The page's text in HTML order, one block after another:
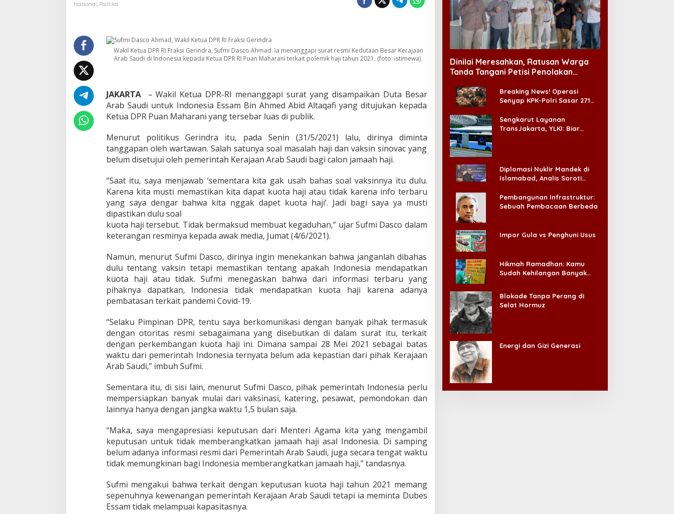
r
i
n
S
u
f
m
D
a
s
c
T
n
g
g
a
p
S
u
r
a
t
D
s
S
a
u
K
e
P
a
n
Nasional Politika
Wakil Ketua DPR RI Fraksi Gerindra, Sufmi Dasco Ahmad. Ia menanggapi surat resmi Kedutaan Besar Kerajaan
Arab Saudi di Indonesia kepada Ketua DPR RI Puan Maharani terkait polemik haji tahun 2021. (foto: istimewa)
JAKARTA– Wakil Ketua DPR-RI menanggapi suratyang disampaikan Duta Besar
Arab Saudi untuk Indonesia Essam Bin Ahmed Abid Altaqafi yang ditujukan kepada
Ketua DPR Puan Maharani yang tersebar luas di publik.
Menurut politikus Gerindra itu, pada Senin (31/5/2021) lalu, dirinya diminta
tanggapan oleh wartawan. Salah satunya soal masalah haji dan vaksin sinovac yang
belum disetujui oleh pemerintah Kerajaan Arab Saudi bagi calon jamaah haji.
“Saat itu, saya menjawab ‘sementara kita gak usah bahas soal vaksinnya itu dulu.
Karena kita musti memastikan kita dapat kuota haji atau tidak karena info terbaru
yang saya dengar bahwa kita nggak dapet kuota haji’. Jadi bagi saya ya musti
dipastikan dulu soal
kuota haji tersebut. Tidak bermaksud membuat kegaduhan,” ujar Sufmi Dasco dalam
keterangan resminya kepada awak media, Jumat (4/6/2021).
Namun, menurut Sufmi Dasco, dirinya ingin menekankan bahwa janganlah dibahas
dulu tentang vaksin tetapi memastikan tentang apakah Indonesia mendapatkan
kuota haji atau tidak. Sufmi menegaskan bahwa dari informasi terbaru yang
pihaknya dapatkan, Indonesia tidak mendapatkan kuota haji karena adanya
pembatasan terkait pandemi Covid-19.
“Selaku Pimpinan DPR, tentu saya berkomunikasi dengan banyak pihak termasuk
dengan otoritas resmi sebagaimana yang disebutkan di dalam surat itu, terkait
dengan perkembangan kuota haji ini. Dimana sampai 28 Mei 2021 sebagai batas
waktu dari pemerintah Indonesia ternyata belum ada kepastian dari pihak Kerajaan
Arab Saudi,” imbuh Sufmi.
Sementara itu, di sisi lain, menurut Sufmi Dasco, pihak pemerintah Indonesia perlu
mempersiapkan banyak mulai dari vaksinasi, katering, pesawat, pemondokan dan
lainnya hanya dengan jangka waktu 1,5 bulan saja.
“Maka, saya mengapresiasi keputusan dari Menteri Agama kita yang mengambil
keputusan untuk tidak memberangkatkan jamaah haji asal Indonesia. Di samping
belum adanya informasi resmi dari Pemerintah Arab Saudi, juga secara tengat waktu
tidak memungkinan bagi Indonesia memberangkatkan jamaah haji,” tandasnya.
Sufmi mengakui bahwa terkait dengan keputusan kuota haji tahun 2021 memang
sepenuhnya kewenangan pemerintah Kerajaan Arab Saudi tetapi ia meminta Dubes
Essam tidak melampuai kapasitasnya.
Dinilai Meresahkan, Ratusan Warga
Tanda Tangani Petisi Penolakan
Breaking News! Operasi
Senyap KPK-Polri Sasar 271
Ada ‘Badai Pemeriksaan’
Sengkarut Layanan
TransJakarta, YLKI: Biar
Diplomasi Nuklir Mandek di
Islamabad, Analis Soroti
Pembangunan Infrastruktur:
Sebuah Pembacaan Berbeda
Impor Gula vs Penghuni Usus
Hikmah Ramadhan: Kamu
Sudah Kehilangan Banyak
Blokade Tanpa Perang di
Selat Hormuz
Energi dan Gizi Generasi